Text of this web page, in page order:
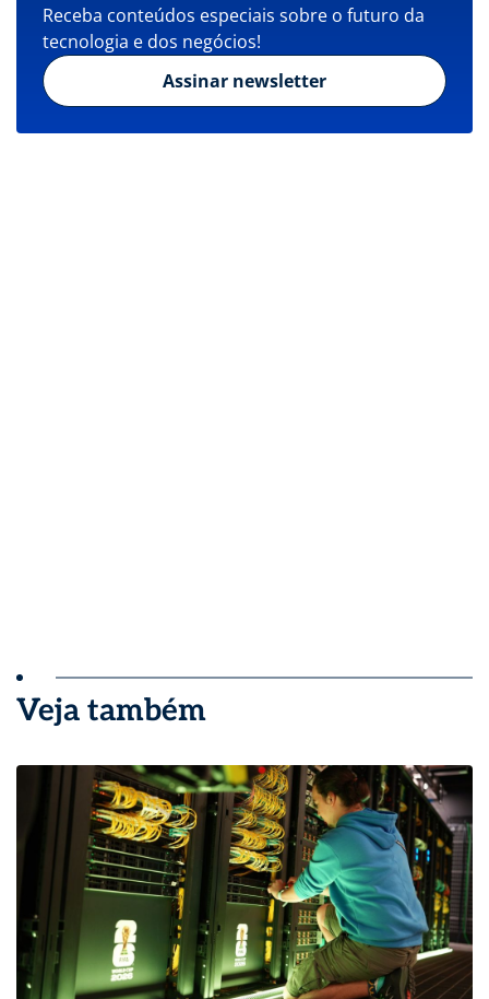
Receba conteúdos especiais sobre o futuro da
tecnologia e dos negócios!
Assinar newsletter
Veja também